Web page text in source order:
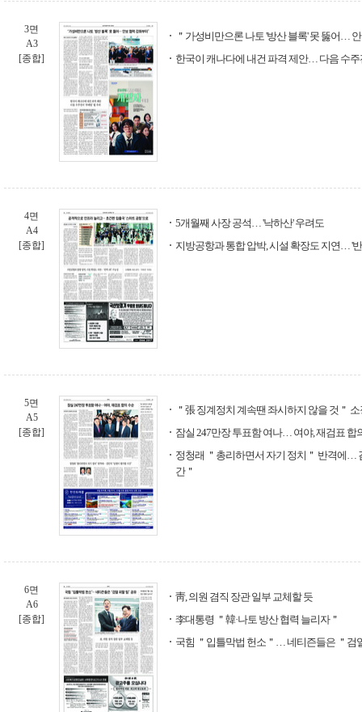
3면
A3
[종합]
＂가성비만으론 나토 '방산 블록' 못 뚫어…
한국이 캐나다에 내건 파격 제안… 다음 수주
4면
A4
[종합]
5개월째 사장 공석… '낙하산' 우려도
지방공항과 통합 압박, 시설 확장도 지연… '
5면
A5
[종합]
＂張 징계정치 계속땐 좌시하지 않을 것＂
잠실 247만장 투표함 여나… 여야, 재검표 합
정청래 ＂총리하면서 자기 정치＂ 반격에…
간＂
6면
A6
[종합]
靑, 의원 겸직 장관 일부 교체할 듯
李대통령 ＂韓·나토 방산 협력 늘리자＂
국힘 ＂입틀막법 헌소＂… 네티즌들은 ＂검